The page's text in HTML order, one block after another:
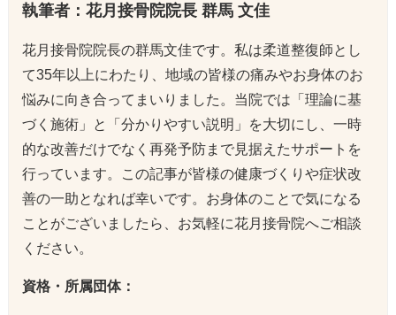
執筆者：花月接骨院院長 群馬 文佳
花月接骨院院長の群馬文佳です。私は柔道整復師とし
て35年以上にわたり、地域の皆様の痛みやお身体のお
悩みに向き合ってまいりました。当院では「理論に基
づく施術」と「分かりやすい説明」を大切にし、一時
的な改善だけでなく再発予防まで見据えたサポートを
行っています。この記事が皆様の健康づくりや症状改
善の一助となれば幸いです。お身体のことで気になる
ことがございましたら、お気軽に花月接骨院へご相談
ください。
資格・所属団体：